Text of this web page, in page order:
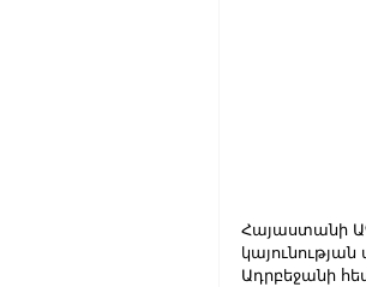
Հայաստանի
կայունության
Ադրբեջանի